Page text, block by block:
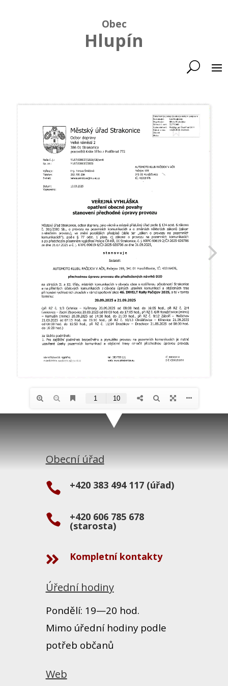
Obec
Hlupín
Obecní úřad
 +420 383 494 117 (úřad)
 +420 606 785 678
(starosta)
 Kompletní kontakty
Úřední hodiny
Pondělí: 19—20 hod.
Mimo úřední hodiny podle
potřeb občanů
Web